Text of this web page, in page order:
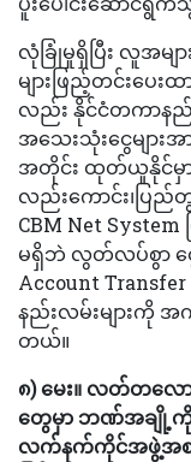
လုံခြုံမှုရှိပြီး လူအမျ
များဖြည့်တင်းပေး
လည်း နိုင်ငံတကာနည်
အသေးသုံးငွေများ
အတိုင်း ထုတ်ယူနိုင်မှာ
လည်းကောင်း၊ပြည်
CBM Net
မရှိဘဲ လွတ်လပ်စွာ ငွေလွှဲ
Account Transfer
နည်းလမ်းများကို
တယ်။
၈) မေး။ လတ်တလော
တွေမှာ ဘဏ်အချို့ကို
လက်နက်ကိုင်အဖွဲ့အစ